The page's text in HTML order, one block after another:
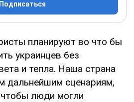
Подписаться
планируют во что бы
украинцев без
и тепла. Наша страна
дальнейшим сценариям,
люди могли